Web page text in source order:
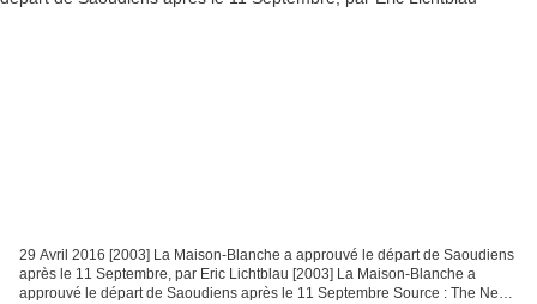
29 Avril 2016 [2003] La Maison-Blanche a approuvé le départ de Saoudiens
après le 11 Septembre, par Eric Lichtblau [2003] La Maison-Blanche a
approuvé le départ de Saoudiens après le 11 Septembre Source : The New